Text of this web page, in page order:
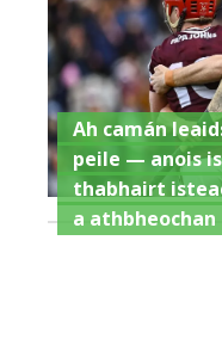
Ah camán
peile — anois
thabhairt
a athbheochan